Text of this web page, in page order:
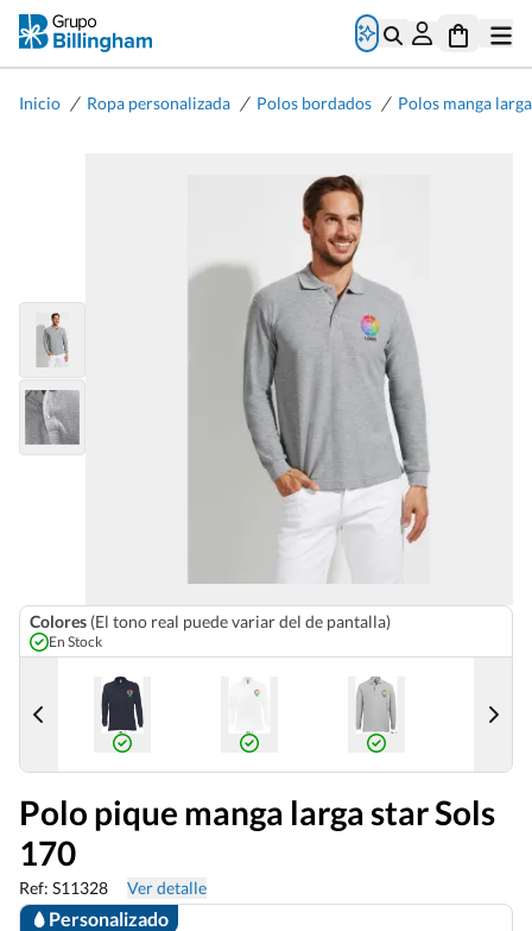
Inicio / Ropa personalizada / Polos bordados / Polos manga larga
Colores (El tono real puede variar del de pantalla)
En Stock
Polo pique manga larga star Sols
170
Ref: S11328 Ver detalle
Personalizado